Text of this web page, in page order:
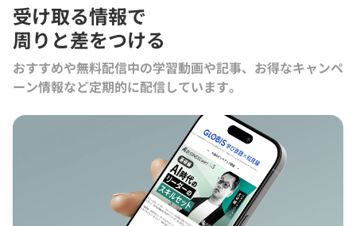
受け取る情報で
周りと差をつける
おすすめや無料配信中の学習動画や記事、お得なキャンペ
ーン情報など定期的に配信しています。